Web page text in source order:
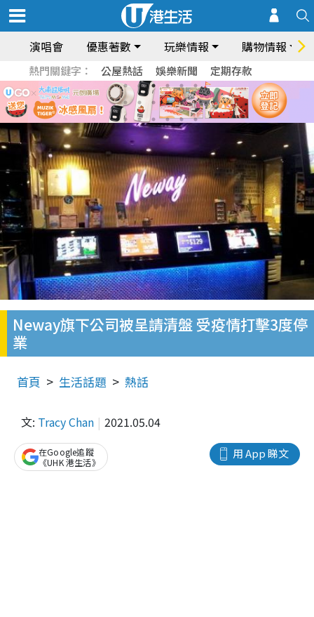
演唱會 優惠著數 玩樂情報 購物情報
熱門關鍵字： 公屋熱話 娛樂新聞 定期存款
Neway旗下公司被呈請清盤 受疫情打擊3度停
業
首頁 生活話題 熱話
文: Tracy Chan 2021.05.04
用 App 睇文
在Google追蹤
《UHK 港生活》